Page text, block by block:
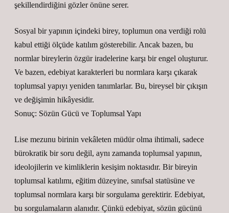
şekillendirdiğini gözler önüne serer.
Sosyal bir yapının içindeki birey, toplumun ona verdiği rolü
kabul ettiği ölçüde katılım gösterebilir. Ancak bazen, bu
normlar bireylerin özgür iradelerine karşı bir engel oluşturur.
Ve bazen, edebiyat karakterleri bu normlara karşı çıkarak
toplumsal yapıyı yeniden tanımlarlar. Bu, bireysel bir çıkışın
ve değişimin hikâyesidir.
Sonuç: Sözün Gücü ve Toplumsal Yapı
Lise mezunu birinin vekâleten müdür olma ihtimali, sadece
bürokratik bir soru değil, aynı zamanda toplumsal yapının,
ideolojilerin ve kimliklerin kesişim noktasıdır. Bir bireyin
toplumsal katılımı, eğitim düzeyine, sınıfsal statüsüne ve
toplumsal normlara karşı bir sorgulama gerektirir. Edebiyat,
bu sorgulamaların alanıdır. Çünkü edebiyat, sözün gücünü